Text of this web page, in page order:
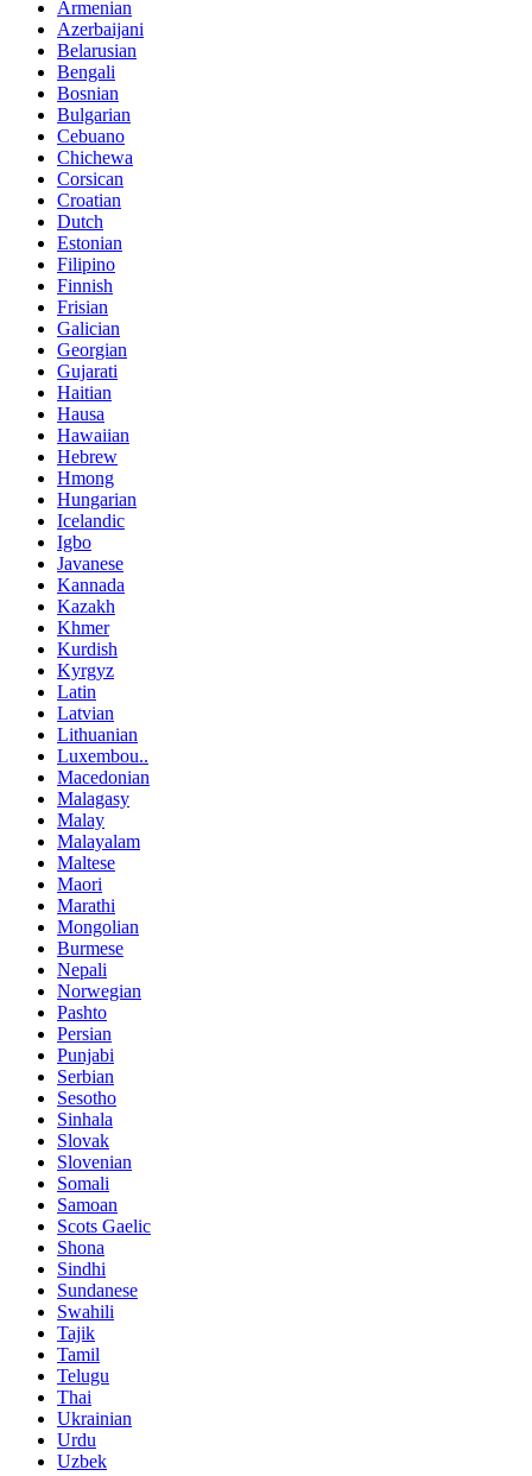
Armenian
Azerbaijani
Belarusian
Bengali
Bosnian
Bulgarian
Cebuano
Chichewa
Corsican
Croatian
Dutch
Estonian
Filipino
Finnish
Frisian
Galician
Georgian
Gujarati
Haitian
Hausa
Hawaiian
Hebrew
Hmong
Hungarian
Icelandic
Igbo
Javanese
Kannada
Kazakh
Khmer
Kurdish
Kyrgyz
Latin
Latvian
Lithuanian
Luxembou..
Macedonian
Malagasy
Malay
Malayalam
Maltese
Maori
Marathi
Mongolian
Burmese
Nepali
Norwegian
Pashto
Persian
Punjabi
Serbian
Sesotho
Sinhala
Slovak
Slovenian
Somali
Samoan
Scots Gaelic
Shona
Sindhi
Sundanese
Swahili
Tajik
Tamil
Telugu
Thai
Ukrainian
Urdu
Uzbek